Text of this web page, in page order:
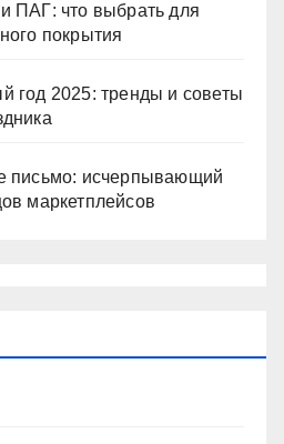
ПАГ: что выбрать для
покрытия
год 2025: тренды и советы
письмо: исчерпывающий
маркетплейсов